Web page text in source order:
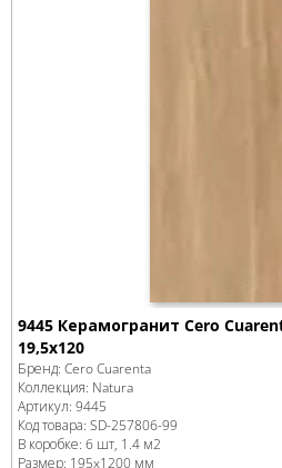
9445 Керамогранит Cero
19,5x120
Бренд: Cero Cuarenta
Коллекция: Natura
Артикул: 9445
Код товара: SD-257806-99
В коробке: 6 шт, 1.4 м2
Размер: 195x1200 мм